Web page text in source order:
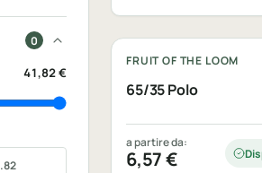
0
41,82 €
Personalizzabile
FRUIT OF THE LOOM
65/35 Polo
a partire da:
6,57€